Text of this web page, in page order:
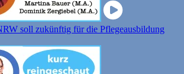
soll zukünftig für die Pflegeausbildung